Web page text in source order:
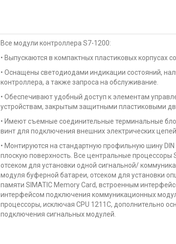
Все модули контроллера S7-1200:
• Выпускаются в компактных пластиковых корпусах
• Оснащены светодиодами индикации состояний,
контроллера, а также запроса на обслуживание.
• Обеспечивают удобный доступ к элементам
устройствам, закрытым защитными пластиковыми
• Имеют съемные соединительные терминальные
винт для подключения внешних электрических цепей.
• Монтируются на стандартную профильную шину
плоскую поверхность. Все центральные процессоры
отсеком для установки одной сигнальной/
модуля буферной батареи, отсеком для установки
памяти SIMATIC Memory Card, встроенным
интерфейсом подключения коммуникационных
процессоры, исключая CPU 1211C, дополнительно
подключения сигнальных модулей.